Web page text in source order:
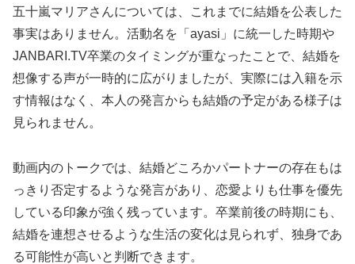
五十嵐マリアさんについては、これまでに結婚を公表した
事実はありません。活動名を「ayasi」に統一した時期や
JANBARI.TV卒業のタイミングが重なったことで、結婚を
想像する声が一時的に広がりましたが、実際には入籍を示
す情報はなく、本人の発言からも結婚の予定がある様子は
見られません。
動画内のトークでは、結婚どころかパートナーの存在もは
っきり否定するような発言があり、恋愛よりも仕事を優先
している印象が強く残っています。卒業前後の時期にも、
結婚を連想させるような生活の変化は見られず、独身であ
る可能性が高いと判断できます。